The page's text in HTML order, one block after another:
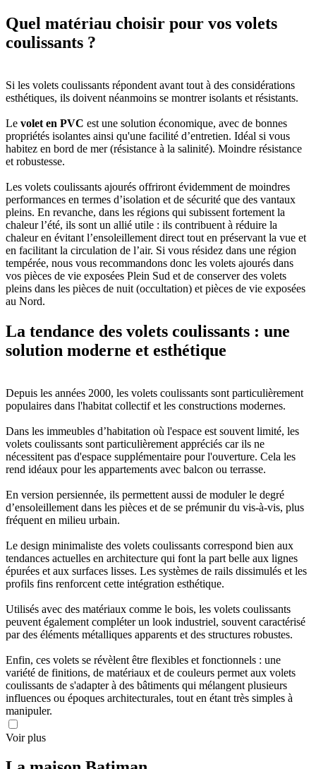
Quel matériau choisir pour vos volets
coulissants ?
Si les volets coulissants répondent avant tout à des considérations
esthétiques, ils doivent néanmoins se montrer isolants et résistants.
Le volet en PVC est une solution économique, avec de bonnes
propriétés isolantes ainsi qu'une facilité d’entretien. Idéal si vous
habitez en bord de mer (résistance à la salinité). Moindre résistance
et robustesse.
Les volets coulissants ajourés offriront évidemment de moindres
performances en termes d’isolation et de sécurité que des vantaux
pleins. En revanche, dans les régions qui subissent fortement la
chaleur l’été, ils sont un allié utile : ils contribuent à réduire la
chaleur en évitant l’ensoleillement direct tout en préservant la vue et
en facilitant la circulation de l’air. Si vous résidez dans une région
tempérée, nous vous recommandons donc les volets ajourés dans
vos pièces de vie exposées Plein Sud et de conserver des volets
pleins dans les pièces de nuit (occultation) et pièces de vie exposées
au Nord.
La tendance des volets coulissants : une
solution moderne et esthétique
Depuis les années 2000, les volets coulissants sont particulièrement
populaires dans l'habitat collectif et les constructions modernes.
Dans les immeubles d’habitation où l'espace est souvent limité, les
volets coulissants sont particulièrement appréciés car ils ne
nécessitent pas d'espace supplémentaire pour l'ouverture. Cela les
rend idéaux pour les appartements avec balcon ou terrasse.
En version persiennée, ils permettent aussi de moduler le degré
d’ensoleillement dans les pièces et de se prémunir du vis-à-vis, plus
fréquent en milieu urbain.
Le design minimaliste des volets coulissants correspond bien aux
tendances actuelles en architecture qui font la part belle aux lignes
épurées et aux surfaces lisses. Les systèmes de rails dissimulés et les
profils fins renforcent cette intégration esthétique.
Utilisés avec des matériaux comme le bois, les volets coulissants
peuvent également compléter un look industriel, souvent caractérisé
par des éléments métalliques apparents et des structures robustes.
Enfin, ces volets se révèlent être flexibles et fonctionnels : une
variété de finitions, de matériaux et de couleurs permet aux volets
coulissants de s'adapter à des bâtiments qui mélangent plusieurs
influences ou époques architecturales, tout en étant très simples à
manipuler.
Voir plus